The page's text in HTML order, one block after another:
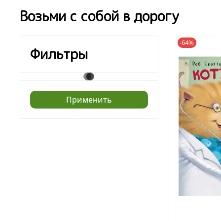
Возьми с собой в дорогу
-64%
Фильтры
Применить